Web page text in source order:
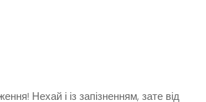
Нехай і із запізненням, зате від